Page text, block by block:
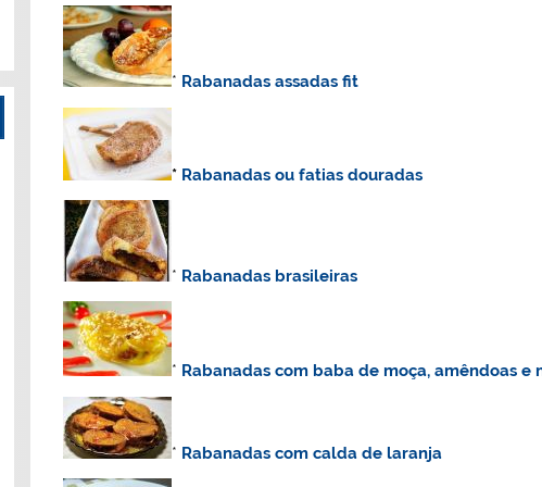
* Rabanadas assadas fit
* Rabanadas ou fatias douradas
* Rabanadas brasileiras
* Rabanadas com baba de moça, amêndoas e
* Rabanadas com calda de laranja